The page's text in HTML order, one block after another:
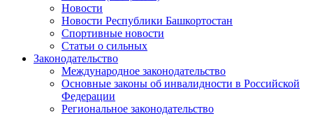
Новости
Новости Республики Башкортостан
Спортивные новости
Статьи о сильных
Законодательство
Международное законодательство
Основные законы об инвалидности в Российской
Федерации
Региональное законодательство